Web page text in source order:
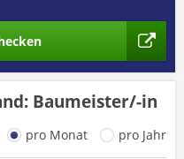
Baumeister/-in
pro Monat pro Jahr